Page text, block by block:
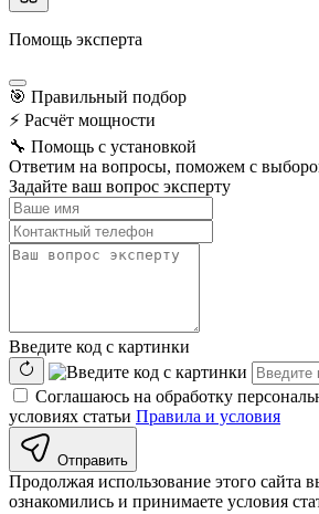
Помощь эксперта
🎯 Правильный подбор
⚡ Расчёт мощности
🔧 Помощь с установкой
Ответим на вопросы, поможем с
Задайте ваш вопрос эксперту
Введите код с картинки
Соглашаюсь на обработку
условиях статьи Правила и условия
Отправить
Продолжая использование этого сайта
ознакомились и принимаете условия